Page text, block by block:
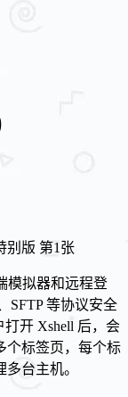
模拟器和远程登
SFTP 等协议安全
开 Xshell 后，会
个标签页，每个标
台主机。